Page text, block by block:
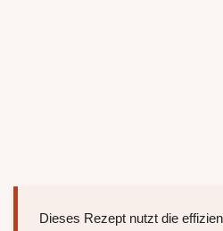
Dieses Rezept nutzt die